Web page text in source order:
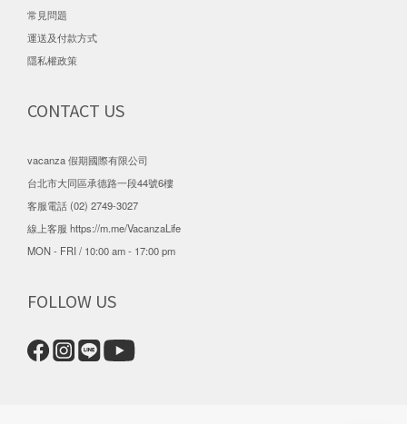
常見問題
運送及付款方式
隱私權政策
CONTACT US
vacanza 假期國際有限公司
台北市大同區承德路一段44號6樓
客服電話 (02) 2749-3027
線上客服 https://m.me/VacanzaLife
MON - FRI / 10:00 am - 17:00 pm
FOLLOW US